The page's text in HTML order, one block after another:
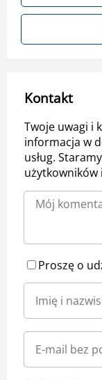
Kontakt
Twoje uwagi i
informacja w
usług.
użytkowników
Proszę o